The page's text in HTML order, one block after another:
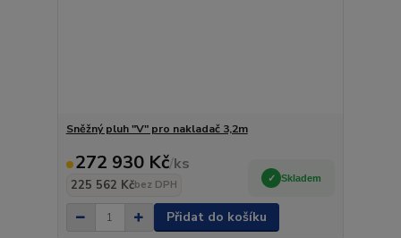
Sněžný pluh "V" pro nakladač 3,2m
272 930 Kč/ks
225 562 Kčbez DPH
Skladem
Přidat do košíku